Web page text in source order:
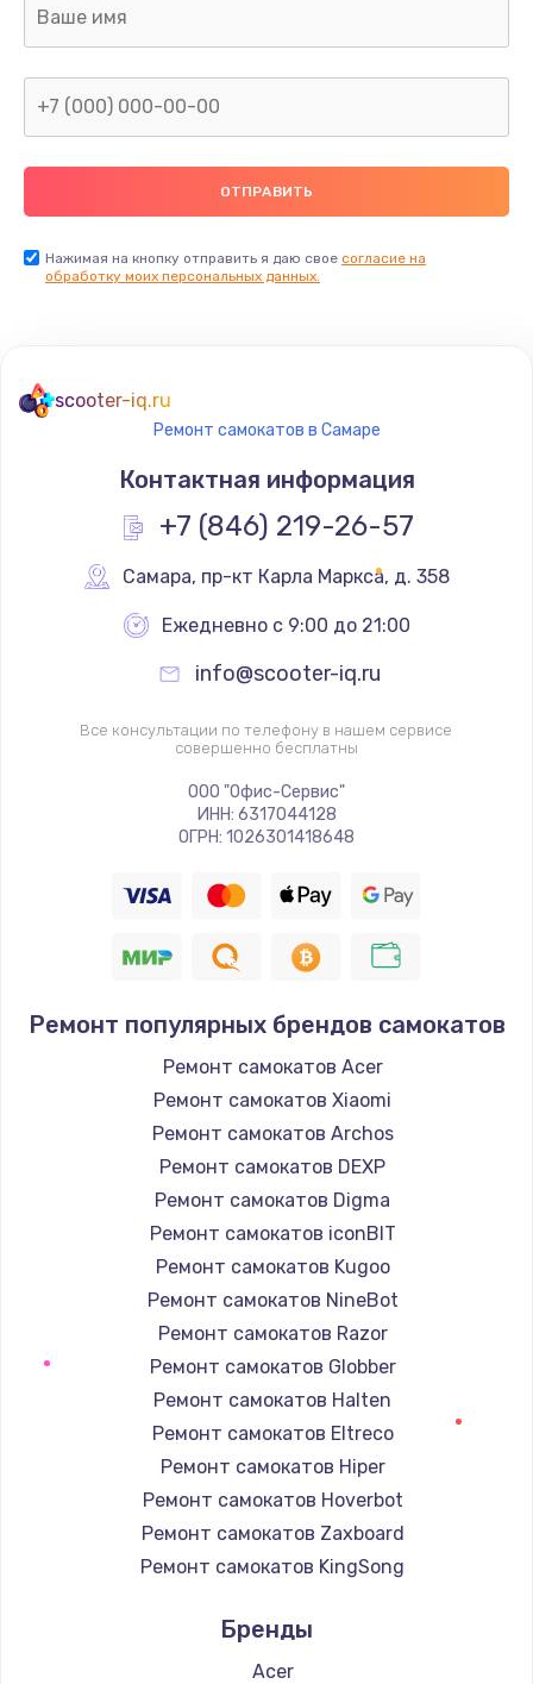
Нажимая на кнопку отправить я даю свое согласие на
обработку моих персональных данных.
scooter-iq.ru
Ремонт самокатов в Самаре
Контактная информация
+7 (846) 219-26-57
Самара, пр-кт Карла Маркса, д. 358
Ежедневно с 9:00 до 21:00
info@scooter-iq.ru
Все консультации по телефону в нашем сервисе
совершенно бесплатны
ООО "Офис-Сервис"
ИНН: 6317044128
ОГРН: 1026301418648
Ремонт популярных брендов самокатов
Ремонт самокатов Acer
Ремонт самокатов Xiaomi
Ремонт самокатов Archos
Ремонт самокатов DEXP
Ремонт самокатов Digma
Ремонт самокатов iconBIT
Ремонт самокатов Kugoo
Ремонт самокатов NineBot
Ремонт самокатов Razor
Ремонт самокатов Globber
Ремонт самокатов Halten
Ремонт самокатов Eltreco
Ремонт самокатов Hiper
Ремонт самокатов Hoverbot
Ремонт самокатов Zaxboard
Ремонт самокатов KingSong
Ремонт самокатов Midway by Yamato
Ремонт самокатов Hunter
Бренды
Acer